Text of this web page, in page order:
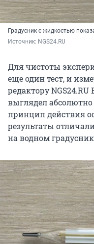
Градусник с жидкостью
Источник: NGS24.RU
Для чистоты
еще один тест, и
редактору
выглядел
принцип действия
результаты
на водном